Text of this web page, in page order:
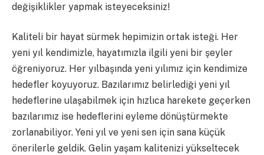
değişiklikler yapmak isteyeceksiniz!
Kaliteli bir hayat sürmek hepimizin ortak isteği. Her
yeni yıl kendimizle, hayatımızla ilgili yeni bir şeyler
öğreniyoruz. Her yılbaşında yeni yılımız için kendimize
hedefler koyuyoruz. Bazılarımız belirlediği yeni yıl
hedeflerine ulaşabilmek için hızlıca harekete geçerken
bazılarımız ise hedeflerini eyleme dönüştürmekte
zorlanabiliyor. Yeni yıl ve yeni sen için sana küçük
önerilerle geldik. Gelin yaşam kalitenizi yükseltecek